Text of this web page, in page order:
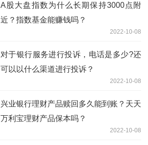
A股大盘指数为什么长期保持3000点附
近？指数基金能赚钱吗？
2022-10-08
对于银行服务进行投诉，电话是多少?还
可以以什么渠道进行投诉？
2022-10-08
兴业银行理财产品赎回多久能到账？天天
万利宝理财产品保本吗？
2022-10-08